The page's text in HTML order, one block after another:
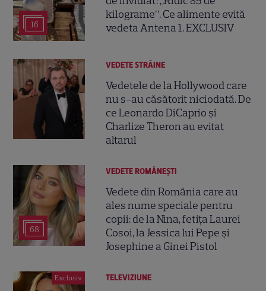
16
kilograme”. Ce alimente evită
vedeta Antena 1. EXCLUSIV
VEDETE STRĂINE
Vedetele de la Hollywood care
nu s-au căsătorit niciodată. De
ce Leonardo DiCaprio și
Charlize Theron au evitat
altarul
68
VEDETE ROMÂNEŞTI
Vedete din România care au
ales nume speciale pentru
copii: de la Nina, fetița Laurei
Cosoi, la Jessica lui Pepe și
Josephine a Ginei Pistol
Exclusiv TELEVIZIUNE